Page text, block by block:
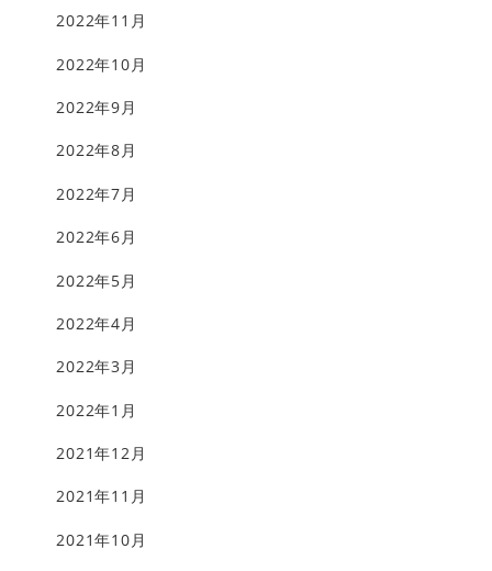
2022年11月
2022年10月
2022年9月
2022年8月
2022年7月
2022年6月
2022年5月
2022年4月
2022年3月
2022年1月
2021年12月
2021年11月
2021年10月